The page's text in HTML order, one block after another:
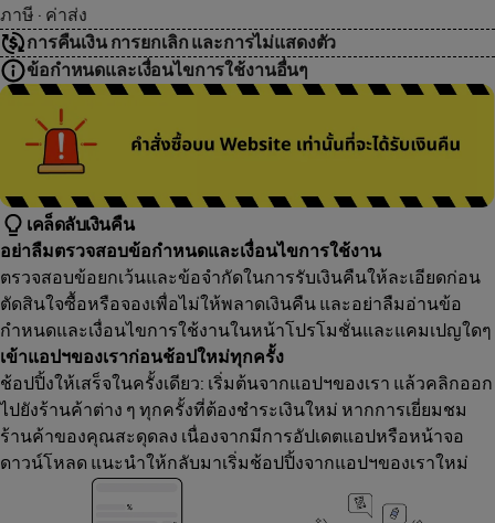
ภาษี · ค่าส่ง
การคืนเงิน การยกเลิก และการไม่แสดงตัว
ข้อกำหนดและเงื่อนไขการใช้งานอื่นๆ
เคล็ดลับเงินคืน
อย่าลืมตรวจสอบข้อกำหนดและเงื่อนไขการใช้งาน
ตรวจสอบข้อยกเว้นและข้อจำกัดในการรับเงินคืนให้ละเอียดก่อน
ตัดสินใจซื้อหรือจองเพื่อไม่ให้พลาดเงินคืน และอย่าลืมอ่านข้อ
กำหนดและเงื่อนไขการใช้งานในหน้าโปรโมชั่นและแคมเปญใดๆ
เข้าแอปฯของเราก่อนช้อปใหม่ทุกครั้ง
ช้อปปิ้งให้เสร็จในครั้งเดียว: เริ่มต้นจากแอปฯของเรา แล้วคลิกออก
ไปยังร้านค้าต่าง ๆ ทุกครั้งที่ต้องชำระเงินใหม่ หากการเยี่ยมชม
ร้านค้าของคุณสะดุดลง เนื่องจากมีการอัปเดตแอปหรือหน้าจอ
ดาวน์โหลด แนะนำให้กลับมาเริ่มช้อปปิ้งจากแอปฯของเราใหม่